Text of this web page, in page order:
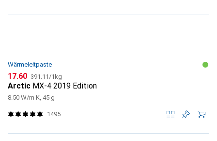
Wärmeleitpaste
CHF
17.60 CHF
391.11 /1kg
Arctic MX-4 2019 Edition
8.50 W/m K, 45 g
1495